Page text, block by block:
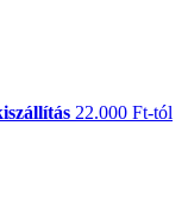
22.000 Ft-tól